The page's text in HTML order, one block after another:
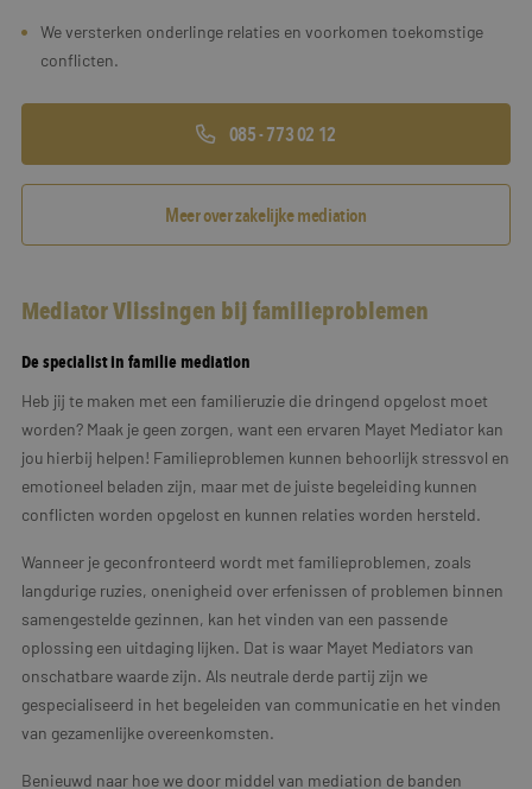
We versterken onderlinge relaties en voorkomen toekomstige
conflicten.
085 - 773 02 12
Meer over zakelijke mediation
Mediator Vlissingen bij familieproblemen
De specialist in familie mediation
Heb jij te maken met een familieruzie die dringend opgelost moet
worden? Maak je geen zorgen, want een ervaren Mayet Mediator kan
jou hierbij helpen! Familieproblemen kunnen behoorlijk stressvol en
emotioneel beladen zijn, maar met de juiste begeleiding kunnen
conflicten worden opgelost en kunnen relaties worden hersteld.
Wanneer je geconfronteerd wordt met familieproblemen, zoals
langdurige ruzies, onenigheid over erfenissen of problemen binnen
samengestelde gezinnen, kan het vinden van een passende
oplossing een uitdaging lijken. Dat is waar Mayet Mediators van
onschatbare waarde zijn. Als neutrale derde partij zijn we
gespecialiseerd in het begeleiden van communicatie en het vinden
van gezamenlijke overeenkomsten.
Benieuwd naar hoe we door middel van mediation de banden